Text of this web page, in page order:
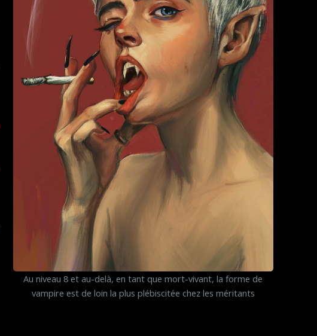
Au niveau 8 et au-delà, en tant que mort-vivant, la forme de
vampire est de loin la plus plébiscitée chez les méritants